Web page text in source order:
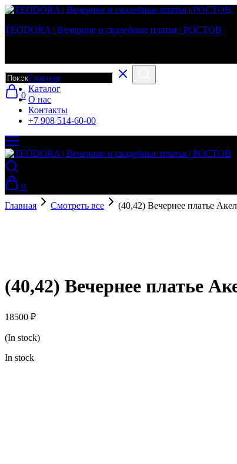
TEODORA | Вечерние и свадебные платья | РОСТОВ
0
Главная
Каталог
О нас
Контакты
+7 908 514-60-00
0
Главная
Смотреть все (40,42) Вечернее платье
(40,42) Вечернее платье
18500 ₽
(In stock)
In stock